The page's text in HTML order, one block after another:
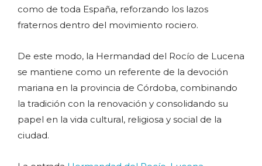
como de toda España, reforzando los lazos
fraternos dentro del movimiento rociero.
De este modo, la Hermandad del Rocío de Lucena
se mantiene como un referente de la devoción
mariana en la provincia de Córdoba, combinando
la tradición con la renovación y consolidando su
papel en la vida cultural, religiosa y social de la
ciudad.